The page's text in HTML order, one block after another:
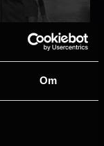
Om